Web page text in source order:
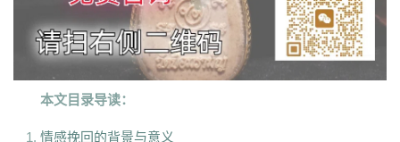
本文目录导读：
情感挽回的背景与意义